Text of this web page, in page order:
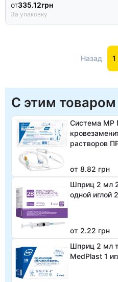
от335.12грн
За упаковку
Назад 1
С этим
Система MP
растворов
от 8.82 грн
Шприц 2 мл
одной иглой
от 2.22 грн
Шприц 2 мл
MedPlast 1